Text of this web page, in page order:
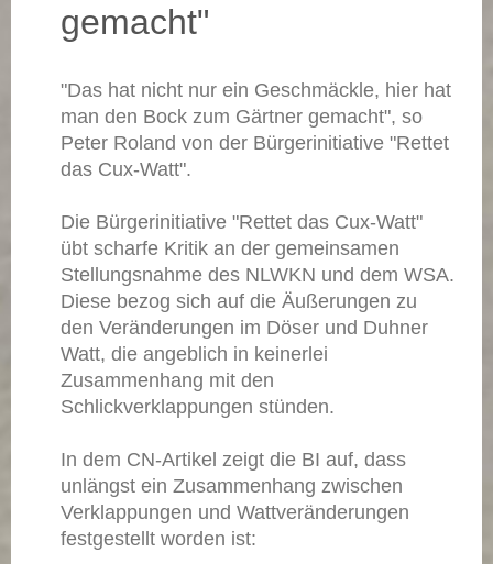
gemacht"
"Das hat nicht nur ein Geschmäckle, hier hat
man den Bock zum Gärtner gemacht", so
Peter Roland von der Bürgerinitiative "Rettet
das Cux-Watt".
Die Bürgerinitiative "Rettet das Cux-Watt"
übt scharfe Kritik an der gemeinsamen
Stellungsnahme des NLWKN und dem WSA.
Diese bezog sich auf die Äußerungen zu
den Veränderungen im Döser und Duhner
Watt, die angeblich in keinerlei
Zusammenhang mit den
Schlickverklappungen stünden.
In dem CN-Artikel zeigt die BI auf, dass
unlängst ein Zusammenhang zwischen
Verklappungen und Wattveränderungen
festgestellt worden ist: